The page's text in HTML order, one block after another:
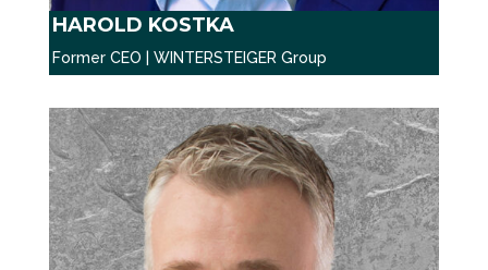
HAROLD KOSTKA
Former CEO | WINTERSTEIGER Group